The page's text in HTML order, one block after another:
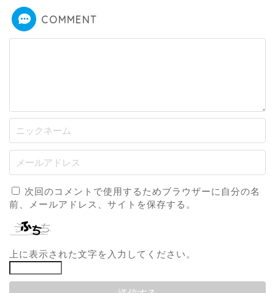
COMMENT
次回のコメントで使用するためブラウザーに自分の名
前、メールアドレス、サイトを保存する。
上に表示された文字を入力してください。